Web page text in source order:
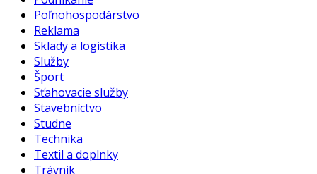
Poľnohospodárstvo
Reklama
Sklady a logistika
Služby
Šport
Sťahovacie služby
Stavebníctvo
Studne
Technika
Textil a doplnky
Trávnik